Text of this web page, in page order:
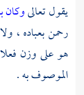
يقول تعالىوكان
رحمن بعباده ،
هو على وزن
الموصوف به .